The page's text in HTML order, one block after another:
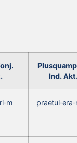
Ind.